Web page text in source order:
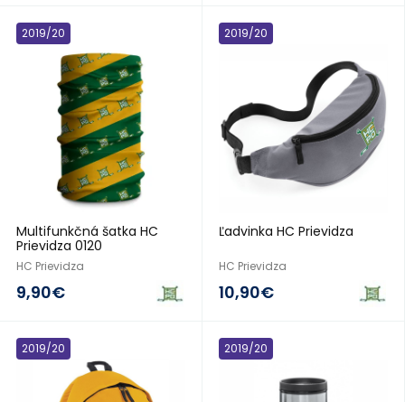
2019/20
Multifunkčná šatka HC
Prievidza 0120
HC Prievidza
9,90€
2019/20
Ľadvinka HC Prievidza
HC Prievidza
10,90€
2019/20 2019/20